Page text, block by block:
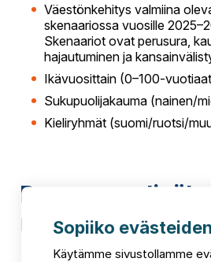
Väestönkehitys valmiina
skenaariossa vuosille
Skenaariot ovat perusura,
hajautuminen ja
Ikävuosittain (0–100-
Sukupuolijakauma (nainen/
Kieliryhmät (suomi/ruotsi/
Perusuran
muuta
Sopiiko
Käytämme sivustollamme